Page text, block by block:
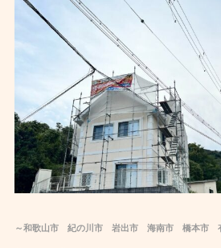
～和歌山市 紀の川市 岩出市 海南市 橋本市